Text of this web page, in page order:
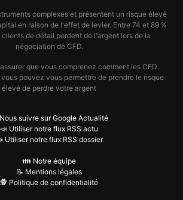
complexes et présentent un risque élevé
en raison de l'effet de levier. Entre 74 et 89 %
de détail perdent de l'argent lors de la
négociation de CFD.
que vous comprenez comment les CFD
pouvez vous permettre de prendre le risque
élevé de perdre votre argent
suivre sur Google Actualité
📣 Utiliser notre flux RSS actu
Utiliser notre flux RSS dossier
👪 Notre équipe
📝 Mentions légales
🕵️ Politique de confidentialité